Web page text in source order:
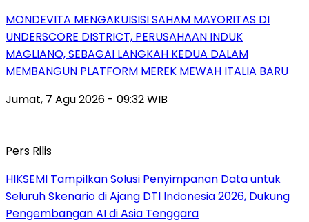
MONDEVITA MENGAKUISISI SAHAM MAYORITAS DI
UNDERSCORE DISTRICT, PERUSAHAAN INDUK
MAGLIANO, SEBAGAI LANGKAH KEDUA DALAM
MEMBANGUN PLATFORM MEREK MEWAH ITALIA BARU
Jumat, 7 Agu 2026 - 09:32 WIB
Pers Rilis
HIKSEMI Tampilkan Solusi Penyimpanan Data untuk
Seluruh Skenario di Ajang DTI Indonesia 2026, Dukung
Pengembangan AI di Asia Tenggara